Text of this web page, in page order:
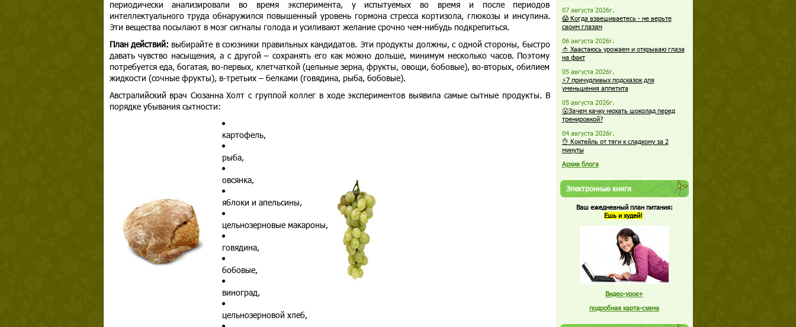
периодически анализировали во время эксперимента, у испытуемых во время и после периодов
интеллектуального труда обнаружился повышенный уровень гормона стресса кортизола, глюкозы и инсулина.
Эти вещества посылают в мозг сигналы голода и усиливают желание срочно чем-нибудь подкрепиться.
План действий: выбирайте в союзники правильных кандидатов. Эти продукты должны, с одной стороны, быстро
давать чувство насыщения, а с другой – сохранять его как можно дольше, минимум несколько часов. Поэтому
потребуется еда, богатая, во-первых, клетчаткой (цельные зерна, фрукты, овощи, бобовые), во-вторых, обилием
жидкости (сочные фрукты), в-третьих – белками (говядина, рыба, бобовые).
Австралийский врач Сюзанна Холт с группой коллег в ходе экспериментов выявила самые сытные продукты. В
порядке убывания сытности:
картофель,
рыба,
овсянка,
яблоки и апельсины,
цельнозерновые макароны,
говядина,
бобовые,
виноград,
цельнозерновой хлеб,
07 августа 2026г.
😱 Когда взвешиваетесь - не верьте
своим глазам
06 августа 2026г.
🍅 Хвастаюсь урожаем и открываю глаза
на факт
05 августа 2026г.
⚡7 причудливых подсказок для
уменьшения аппетита
05 августа 2026г.
😮Зачем качку нюхать шоколад перед
тренировкой?
04 августа 2026г.
👌 Коктейль от тяги к сладкому за 2
минуты
Архив блога
Электронные книги
Ваш ежедневный план питания:
Ешь и худей!
Видео-урок+
подробная карта-схема